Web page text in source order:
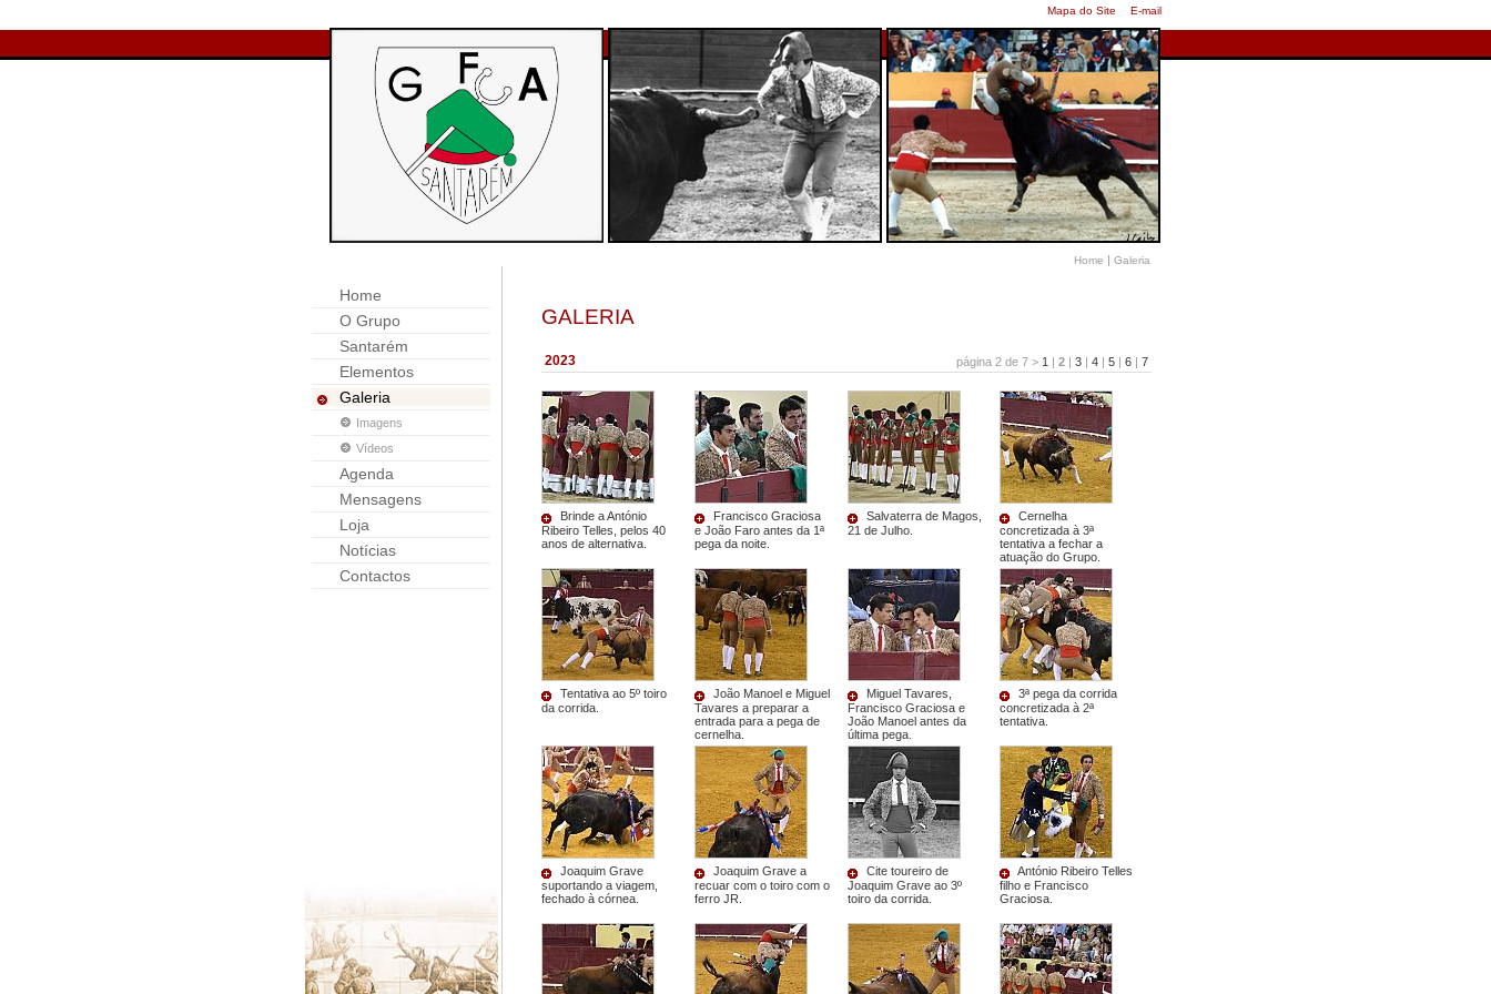
Mapa do Site E-mail
Home | Galeria
Home
O Grupo
Santarém
Elementos
Galeria
Imagens
Vídeos
Agenda
Mensagens
Loja
Notícias
Contactos
GALERIA
2023 página 2 de 7 > 1 | 2 | 3 | 4 | 5 | 6 | 7
Brinde a António
Ribeiro Telles, pelos 40
anos de alternativa.
Francisco Graciosa
e João Faro antes da 1ª
pega da noite.
Salvaterra de Magos,
21 de Julho.
Cernelha
concretizada à 3ª
tentativa a fechar a
atuação do Grupo.
Tentativa ao 5º toiro
da corrida.
João Manoel e Miguel
Tavares a preparar a
entrada para a pega de
cernelha.
Miguel Tavares,
Francisco Graciosa e
João Manoel antes da
última pega.
3ª pega da corrida
concretizada à 2ª
tentativa.
Joaquim Grave
suportando a viagem,
fechado à córnea.
Joaquim Grave a
recuar com o toiro com o
ferro JR.
Cite toureiro de
Joaquim Grave ao 3º
toiro da corrida.
António Ribeiro Telles
filho e Francisco
Graciosa.